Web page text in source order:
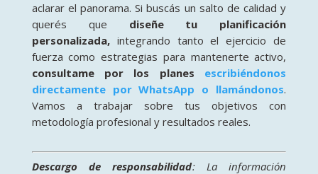
aclarar el panorama. Si buscás un salto de calidad y
querés que diseñe tu planificación
personalizada,integrando tanto el ejercicio de
fuerza como estrategias para mantenerte activo,
consultame por los planes escribiéndonos
directamente por WhatsApp o llamándonos.
Vamos a trabajar sobre tus objetivos con
metodología profesional y resultados reales.
Descargo de responsabilidad: La información